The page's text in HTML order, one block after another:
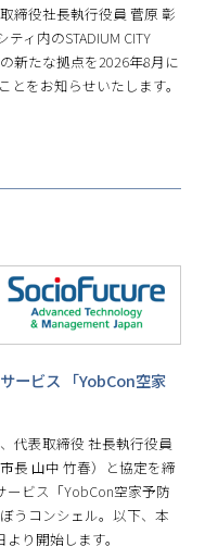
締役社長執行役員 菅原 彰
ィ内のSTADIUM CITY
新たな拠点を2026年8月に
をお知らせいたします。
ービス 「YobCon空家
代表取締役 社長執行役員
長 山中 竹春）と協定を締
ービス「YobCon空家予防
うコンシェル。以下、本
り開始します。